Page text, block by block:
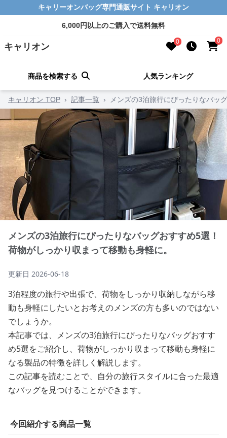
キャリーオンバッグ専門通販サイト キャリオン
6,000円以上のご購入で送料無料
キャリオン 0 0
商品を検索する 人気ランキング
キャリオン TOP › 記事一覧 › メンズの3泊旅行にぴったりなバッ
メンズの3泊旅行にぴったりなバッグおすすめ5選！
荷物がしっかり収まって移動も身軽に。
更新日 2026-06-18
3泊程度の旅行や出張で、荷物をしっかり収納しながら移
動も身軽にしたいとお考えのメンズの方も多いのではない
でしょうか。
本記事では、メンズの3泊旅行にぴったりなバッグおすす
め5選をご紹介し、荷物がしっかり収まって移動も身軽に
なる製品の特徴を詳しく解説します。
この記事を読むことで、自分の旅行スタイルに合った最適
なバッグを見つけることができます。
今回紹介する商品一覧